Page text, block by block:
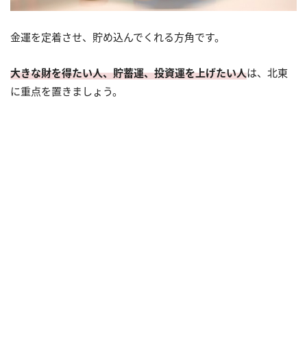
金運を定着させ、貯め込んでくれる方角です。
大きな財を得たい人、貯蓄運、投資運を上げたい人は、北東
に重点を置きましょう。